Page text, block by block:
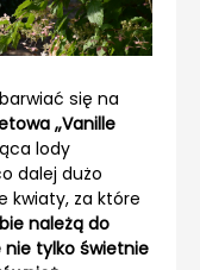
się na
„Vanille
lody
dalej dużo
kwiaty, za które
należą do
tylko świetnie